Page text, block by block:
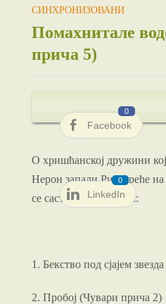
СИНХРОНИЗОВАНИ
Помахнитале
прича 5)
Facebook
0
LinkedIn
0
О хришћанској дружини
Нерон запали Рим креће
се састоји из 8 делова:
1. Бекство под сјајем
2. Пробој (Чувари прича 2)